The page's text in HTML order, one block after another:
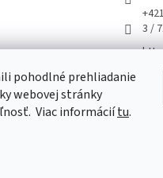
pohodlné prehliadanie
webovej stránky
Viac informáciítu.
3 /